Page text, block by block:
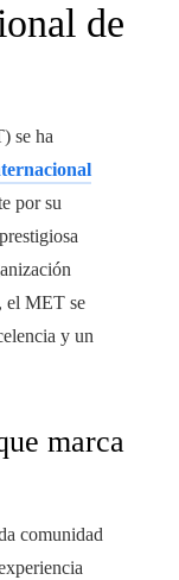
de
se ha
por su
el MET se
y un
marca
comunidad